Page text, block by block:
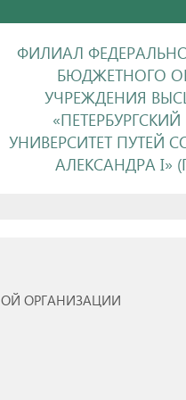
ФИЛИАЛ
БЮДЖЕТНОГО
УЧРЕЖДЕНИЯ
УНИВЕРСИТЕТ ПУТЕЙ
АЛЕКСАНДРА I»
ОРГАНИЗАЦИИ